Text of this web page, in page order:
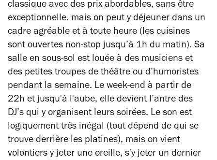
classique avec des prix abordables, sans être
exceptionnelle. mais on peut y déjeuner dans un
cadre agréable et à toute heure (les cuisines
sont ouvertes non-stop jusqu’à 1h du matin). Sa
salle en sous-sol est louée à des musiciens et
des petites troupes de théâtre ou d’humoristes
pendant la semaine. Le week-end à partir de
22h et jusqu'à l'aube, elle devient l’antre des
DJ’s qui y organisent leurs soirées. Le son est
logiquement très inégal (tout dépend de qui se
trouve derrière les platines), mais on vient
volontiers y jeter une oreille, s'y jeter un dernier